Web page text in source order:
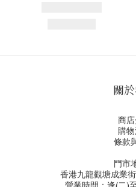
關
商
購
條款
門市
香港九龍觀塘成業